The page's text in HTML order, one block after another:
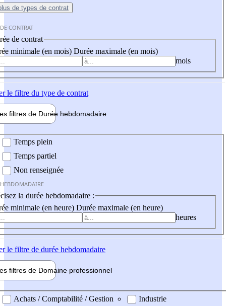
de types de contrat
CONTRAT
de contrat
minimale (en mois) Durée maximale (en mois)
mois
le filtre du type de contrat
filtres de Durée hebdomadaire
Temps plein
Temps partiel
Non renseignée
la durée hebdomadaire :
minimale (en heure) Durée maximale (en heure)
heures
le filtre de durée hebdomadaire
filtres de Domaine professionnel
professionel
Achats / Comptabilité / Gestion
Industrie